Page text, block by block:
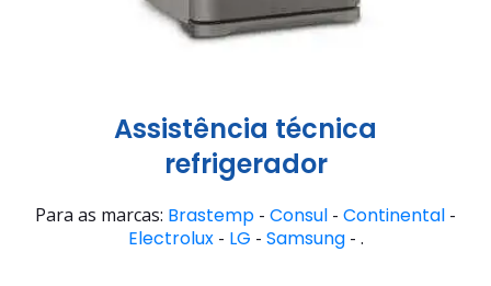
Assistência técnica
refrigerador
Para as marcas: Brastemp - Consul - Continental -
Electrolux- LG - Samsung- .